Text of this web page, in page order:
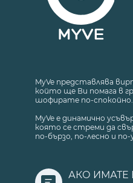
MyVe представлява
който ще Ви помага в
шофирате по-спокойно.
MyVe е динамично
която се стреми да
по-бързо, по-лесно и
АКО ИМАТЕ